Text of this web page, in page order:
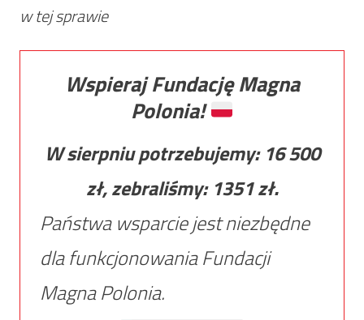
w tej sprawie
Wspieraj Fundację Magna
Polonia!
W sierpniu potrzebujemy: 16 500
zł, zebraliśmy: 1351zł.
Państwa wsparcie jest niezbędne
dla funkcjonowania Fundacji
Magna Polonia.